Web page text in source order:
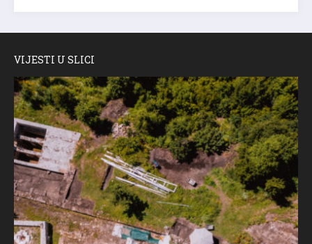
VIJESTI U SLICI